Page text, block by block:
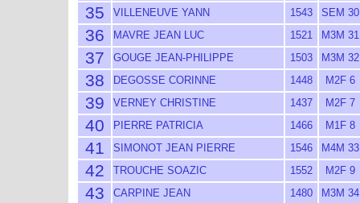
35 VILLENEUVE YANN 1543 SEM 30
36 MAVRE JEAN LUC 1521 M3M 31
37 GOUGE JEAN-PHILIPPE 1503 M3M 32
38 DEGOSSE CORINNE 1448 M2F 6
39 VERNEY CHRISTINE 1437 M2F 7
40 PIERRE PATRICIA 1466 M1F 8
41 SIMONOT JEAN PIERRE 1546 M4M 33
42 TROUCHE SOAZIC 1552 M2F 9
43 CARPINE JEAN 1480 M3M 34